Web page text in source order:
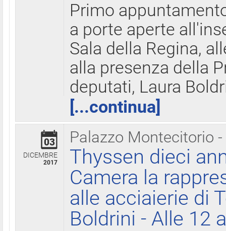
Primo
a porte aperte
Sala della Regina,
alla presenza della
deputati, Laura
[...continua]
Palazzo Montecitorio
03
DICEMBRE
2017
Thyssen dieci
Camera la
alle acciaierie di
Boldrini - Alle 12